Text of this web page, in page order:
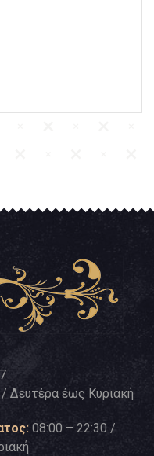
Δευτέρα έως Κυριακή
08:00 – 22:30 /